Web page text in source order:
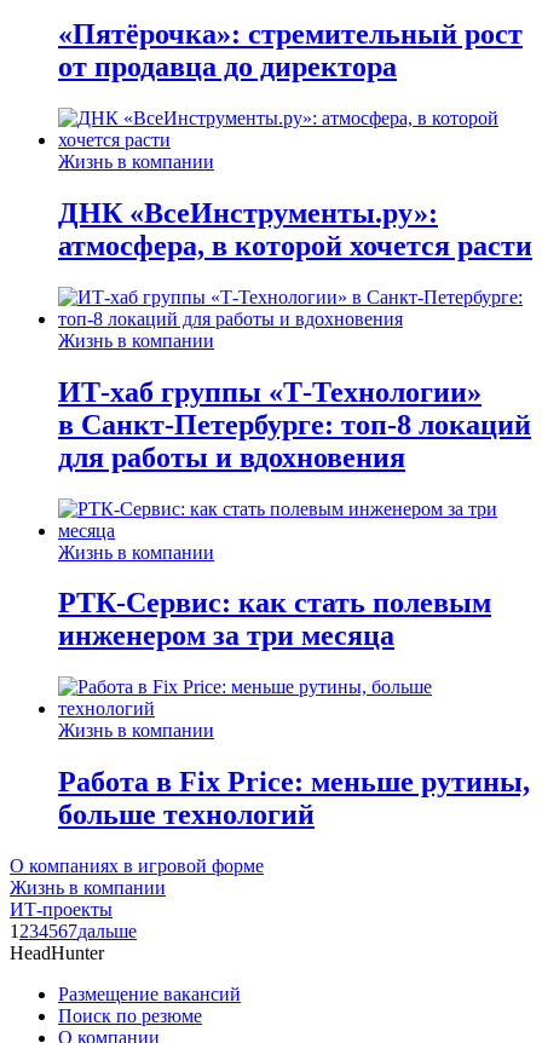
«Пятёрочка»: стремительный рост
от продавца до директора
Жизнь в компании
ДНК «ВсеИнструменты.ру»:
атмосфера, в которой хочется расти
Жизнь в компании
ИТ-хаб группы «Т-Технологии»
в Санкт-Петербурге: топ-8 локаций
для работы и вдохновения
Жизнь в компании
РТК-Сервис: как стать полевым
инженером за три месяца
Жизнь в компании
Работа в Fix Price: меньше рутины,
больше технологий
О компаниях в игровой форме
Жизнь в компании
ИТ-проекты
1 234567дальше
HeadHunter
Размещение вакансий
Поиск по резюме
О компании